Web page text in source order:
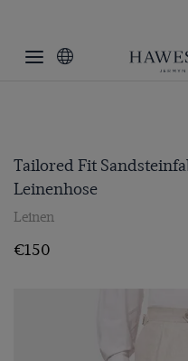
Tailored Fit
Leinenhose
Leinen
€150